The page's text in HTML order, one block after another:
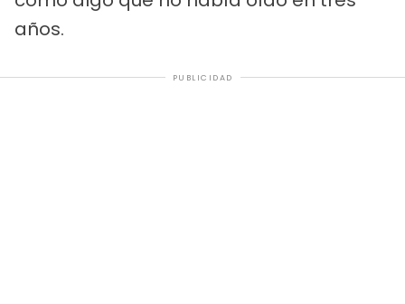
años.
PUBLICIDAD